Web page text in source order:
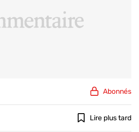
Abonnés
Lire plus tard